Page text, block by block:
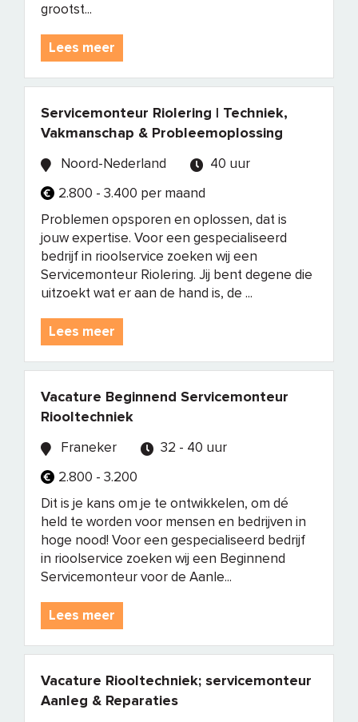
grootst...
Lees meer
Servicemonteur Riolering | Techniek,
Vakmanschap & Probleemoplossing
Noord-Nederland
40 uur
2.800 - 3.400 per maand
Problemen opsporen en oplossen, dat is
jouw expertise. Voor een gespecialiseerd
bedrijf in rioolservice zoeken wij een
Servicemonteur Riolering. Jij bent degene die
uitzoekt wat er aan de hand is, de ...
Lees meer
Vacature Beginnend Servicemonteur
Riooltechniek
Franeker
32 - 40 uur
2.800 - 3.200
Dit is je kans om je te ontwikkelen, om dé
held te worden voor mensen en bedrijven in
hoge nood! Voor een gespecialiseerd bedrijf
in rioolservice zoeken wij een Beginnend
Servicemonteur voor de Aanle...
Lees meer
Vacature Riooltechniek; servicemonteur
Aanleg & Reparaties